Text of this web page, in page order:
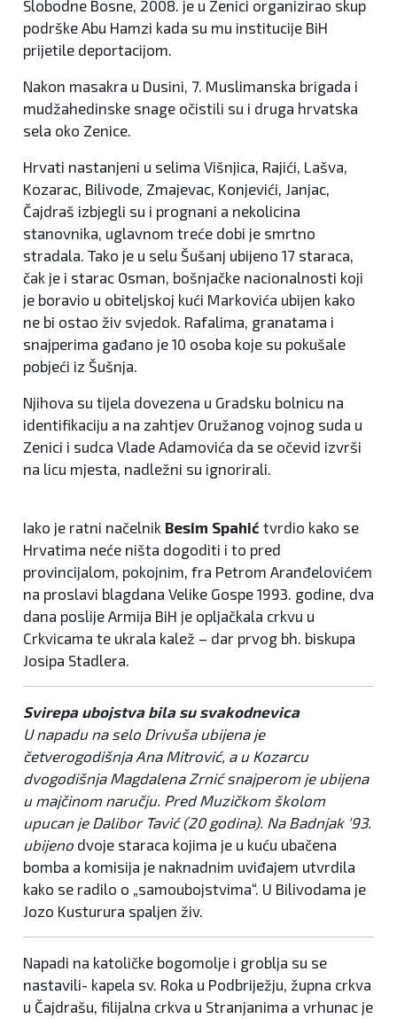
Slobodne Bosne, 2008. je u Zenici organizirao skup
podrške Abu Hamzi kada su mu institucije BiH
prijetile deportacijom.
Nakon masakra u Dusini, 7. Muslimanska brigada i
mudžahedinske snage očistili su i druga hrvatska
sela oko Zenice.
Hrvati nastanjeni u selima Višnjica, Rajići, Lašva,
Kozarac, Bilivode, Zmajevac, Konjevići, Janjac,
Čajdraš izbjegli su i prognani a nekolicina
stanovnika, uglavnom treće dobi je smrtno
stradala. Tako je u selu Šušanj ubijeno 17 staraca,
čak je i starac Osman, bošnjačke nacionalnosti koji
je boravio u obiteljskoj kući Markovića ubijen kako
ne bi ostao živ svjedok. Rafalima, granatama i
snajperima gađano je 10 osoba koje su pokušale
pobjeći iz Šušnja.
Njihova su tijela dovezena u Gradsku bolnicu na
identifikaciju a na zahtjev Oružanog vojnog suda u
Zenici i sudca Vlade Adamovića da se očevid izvrši
na licu mjesta, nadležni su ignorirali.
Iako je ratni načelnik Besim Spahić tvrdio kako se
Hrvatima neće ništa dogoditi i to pred
provincijalom, pokojnim, fra Petrom Aranđelovićem
na proslavi blagdana Velike Gospe 1993. godine, dva
dana poslije Armija BiH je opljačkala crkvu u
Crkvicama te ukrala kalež – dar prvog bh. biskupa
Josipa Stadlera.
Svirepa ubojstva bila su svakodnevica
U napadu na selo Drivuša ubijena je
četverogodišnja Ana Mitrović, a u Kozarcu
dvogodišnja Magdalena Zrnić snajperom je ubijena
u majčinom naručju. Pred Muzičkom školom
upucan je Dalibor Tavić (20 godina). Na Badnjak '93.
ubijeno dvoje staraca kojima je u kuću ubačena
bomba a komisija je naknadnim uviđajem utvrdila
kako se radilo o „samoubojstvima“. U Bilivodama je
Jozo Kusturura spaljen živ.
Napadi na katoličke bogomolje i groblja su se
nastavili- kapela sv. Roka u Podbriježju, župna crkva
u Čajdrašu, filijalna crkva u Stranjanima a vrhunac je